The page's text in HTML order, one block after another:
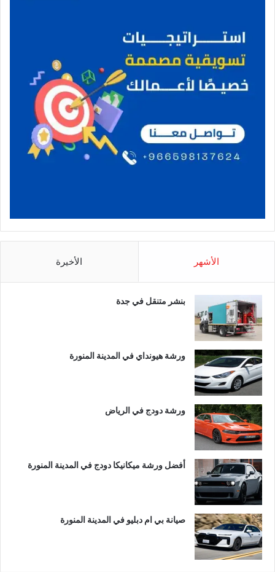
الأشهر الأخيرة
بنشر متنقل في جدة
ورشة هيونداي في المدينة المنورة
ورشة دودج في الرياض
أفضل ورشة ميكانيكا دودج في المدينة المنورة
صيانة بي ام دبليو في المدينة المنورة